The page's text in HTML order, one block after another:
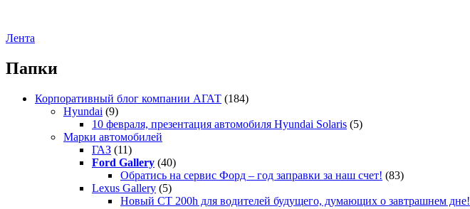
Лента
Папки
Корпоративный блог компании АГАТ (184)
Hyundai (9)
10 февраля, презентация автомобиля Hyundai Solaris (5)
Марки автомобилей
ГАЗ (11)
Ford Gallery (40)
Обратись на сервис Форд – год заправки за наш счет! (83)
Lexus Gallery (5)
Новый CT 200h для водителей будущего, думающих о завтрашнем дне!